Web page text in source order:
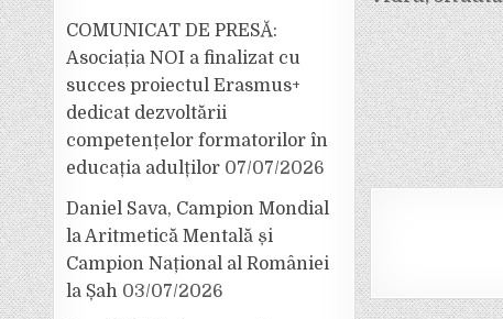
articole
COMUNICAT DE PRESĂ:
Asociația NOI a finalizat cu
succes proiectul Erasmus+
dedicat dezvoltării
competențelor formatorilor în
educația adulților 07/07/2026
Daniel Sava, Campion Mondial
la Aritmetică Mentală și
Campion Național al României
la Șah 03/07/2026